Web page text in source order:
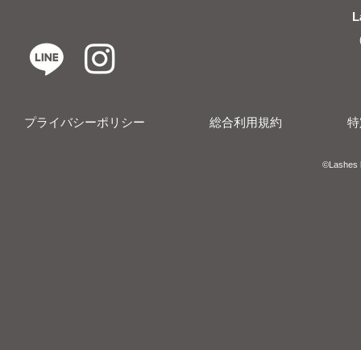
プライバシーポリシー 総合利用規約
​​©︎Lashes